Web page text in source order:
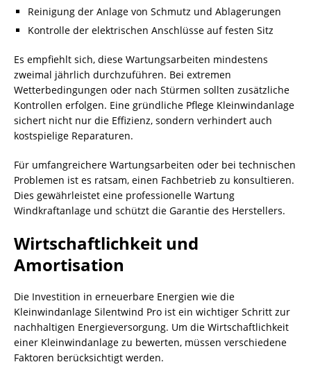
Reinigung der Anlage von Schmutz und Ablagerungen
Kontrolle der elektrischen Anschlüsse auf festen Sitz
Es empfiehlt sich, diese Wartungsarbeiten mindestens
zweimal jährlich durchzuführen. Bei extremen
Wetterbedingungen oder nach Stürmen sollten zusätzliche
Kontrollen erfolgen. Eine gründliche Pflege Kleinwindanlage
sichert nicht nur die Effizienz, sondern verhindert auch
kostspielige Reparaturen.
Für umfangreichere Wartungsarbeiten oder bei technischen
Problemen ist es ratsam, einen Fachbetrieb zu konsultieren.
Dies gewährleistet eine professionelle Wartung
Windkraftanlage und schützt die Garantie des Herstellers.
Wirtschaftlichkeit und
Amortisation
Die Investition in erneuerbare Energien wie die
Kleinwindanlage Silentwind Pro ist ein wichtiger Schritt zur
nachhaltigen Energieversorgung. Um die Wirtschaftlichkeit
einer Kleinwindanlage zu bewerten, müssen verschiedene
Faktoren berücksichtigt werden.